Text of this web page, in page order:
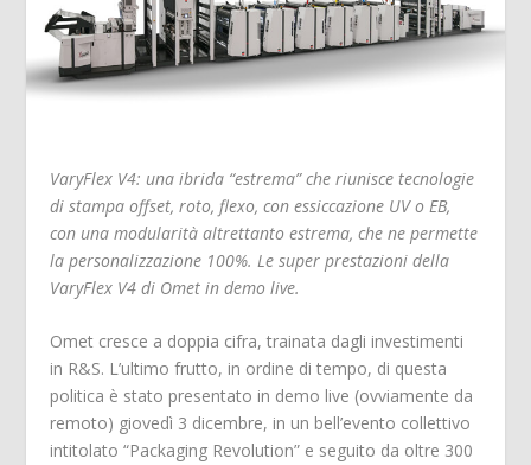
VaryFlex V4: una ibrida “estrema” che riunisce tecnologie
di stampa offset, roto, flexo, con essiccazione UV o EB,
con una modularità altrettanto estrema, che ne permette
la personalizzazione 100%. Le super prestazioni della
VaryFlex V4 di Omet in demo live.
Omet cresce a doppia cifra, trainata dagli investimenti
in R&S. L’ultimo frutto, in ordine di tempo, di questa
politica è stato presentato in demo live (ovviamente da
remoto) giovedì 3 dicembre, in un bell’evento collettivo
intitolato “Packaging Revolution” e seguito da oltre 300